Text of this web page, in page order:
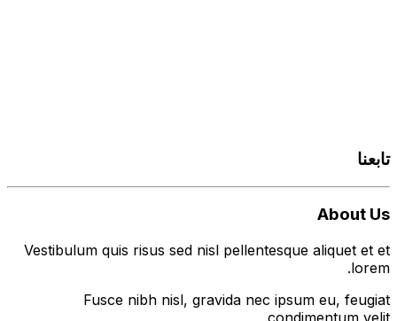
تابعنا
About Us
Vestibulum quis risus sed nisl pellentesque aliquet et et
lorem.
Fusce nibh nisl, gravida nec ipsum eu, feugiat
condimentum velit.